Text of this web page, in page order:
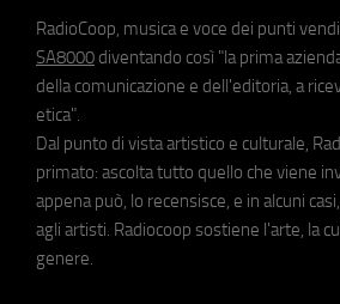
RadioCoop, musica e voce dei punti
SA8000 diventando così "la prima
della comunicazione e dell'editoria, a
etica".
Dal punto di vista artistico e culturale,
primato: ascolta tutto quello che viene
appena può, lo recensisce, e in alcuni
agli artisti. Radiocoop sostiene l'arte, la
genere.